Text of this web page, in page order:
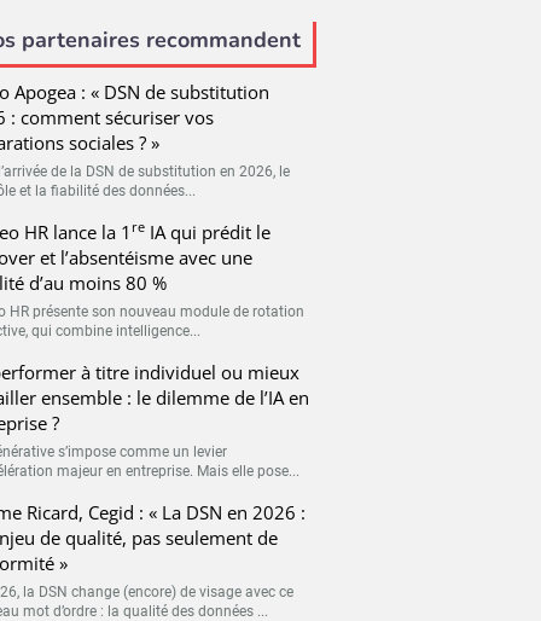
partenaires recommandent
Apogea : « DSN de substitution
: comment sécuriser vos
sociales ? »
de la DSN de substitution en 2026, le
et la fiabilité des données...
HR lance la 1 reIA qui prédit le
et l’absentéisme avec une
d’au moins 80 %
HR présente son nouveau module de rotation
qui combine intelligence...
à titre individuel ou mieux
ensemble : le dilemme de l’IA en
?
s’impose comme un levier
majeur en entreprise. Mais elle pose...
Ricard, Cegid : « La DSN en 2026 :
de qualité, pas seulement de
»
la DSN change (encore) de visage avec ce
mot d’ordre : la qualité des données ...